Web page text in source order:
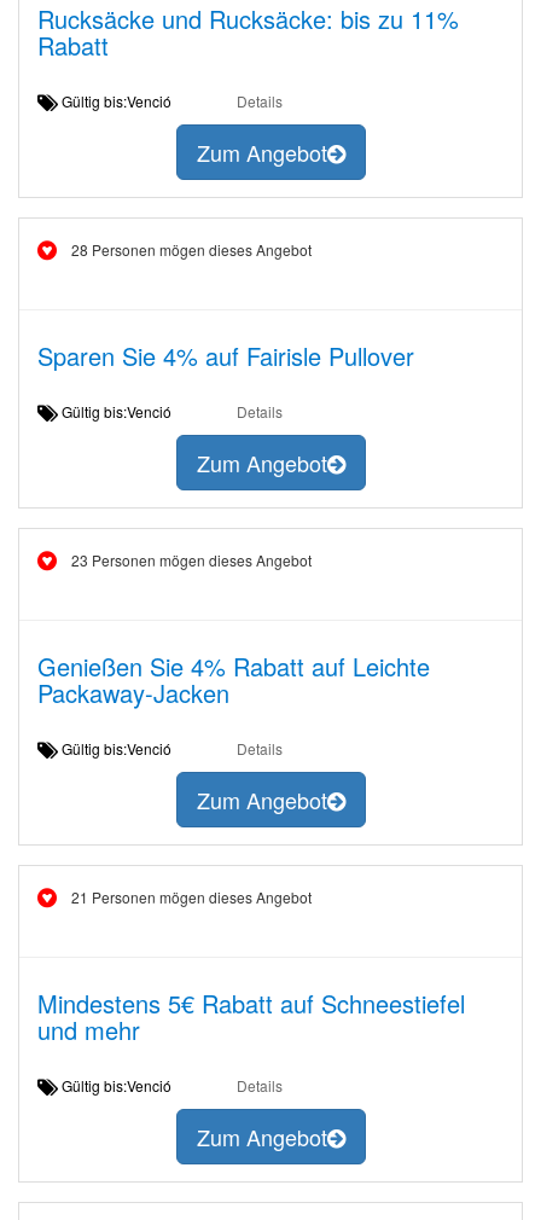
Rucksäcke und Rucksäcke: bis zu 11%
Rabatt
Gültig bis:Venció Details
Zum Angebot
28 Personen mögen dieses Angebot
Sparen Sie 4% auf Fairisle Pullover
Gültig bis:Venció Details
Zum Angebot
23 Personen mögen dieses Angebot
Genießen Sie 4% Rabatt auf Leichte
Packaway-Jacken
Gültig bis:Venció Details
Zum Angebot
21 Personen mögen dieses Angebot
Mindestens 5€ Rabatt auf Schneestiefel
und mehr
Gültig bis:Venció Details
Zum Angebot